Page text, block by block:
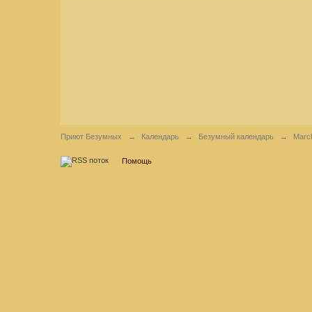
Приют Безумных → Календарь → Безумный календарь →
Помощь